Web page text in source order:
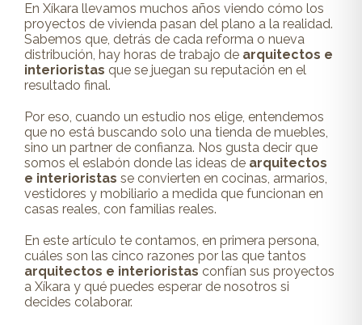
En Xíkara llevamos muchos años viendo cómo los
proyectos de vivienda pasan del plano a la realidad.
Sabemos que, detrás de cada reforma o nueva
distribución, hay horas de trabajo de arquitectos e
interioristas que se juegan su reputación en el
resultado final.
Por eso, cuando un estudio nos elige, entendemos
que no está buscando solo una tienda de muebles,
sino un partner de confianza. Nos gusta decir que
somos el eslabón donde las ideas de arquitectos
e interioristas se convierten en cocinas, armarios,
vestidores y mobiliario a medida que funcionan en
casas reales, con familias reales.
En este artículo te contamos, en primera persona,
cuáles son las cinco razones por las que tantos
arquitectos e interioristas confían sus proyectos
a Xíkara y qué puedes esperar de nosotros si
decides colaborar.